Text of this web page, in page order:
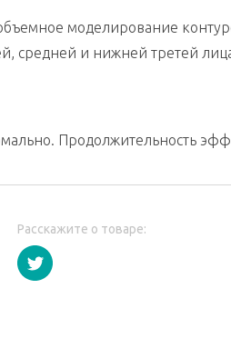
моделирование
средней и нижней третей
Продолжительность
Расскажите о товаре: